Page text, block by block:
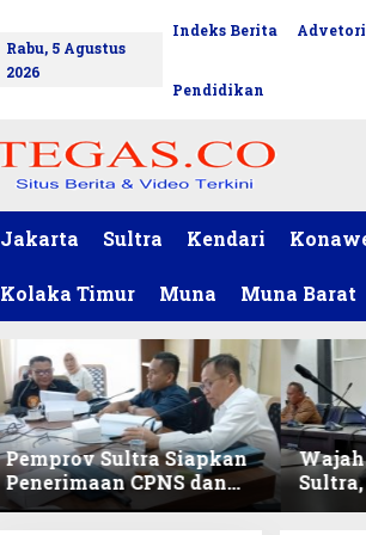
Rabu, 5 Agustus
2026
Indeks Berita
Pendidikan
Jakarta Sultra Kendari
Kolaka Timur Muna Muna Barat
Pemprov Sultra Siapkan
Penerimaan CPNS dan
PPPK 2027, DPRD Sultra
Lokal